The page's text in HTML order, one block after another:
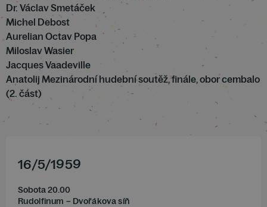
Dr. Václav Smetáček
Michel Debost
Aurelian Octav Popa
Miloslav Wasier
Jacques Vaadeville
Anatolij Mezinárodní hudební soutěž, finále, obor cembalo
(2. část)
16/5/1959
Sobota 20.00
Rudolfinum – Dvořákova síň